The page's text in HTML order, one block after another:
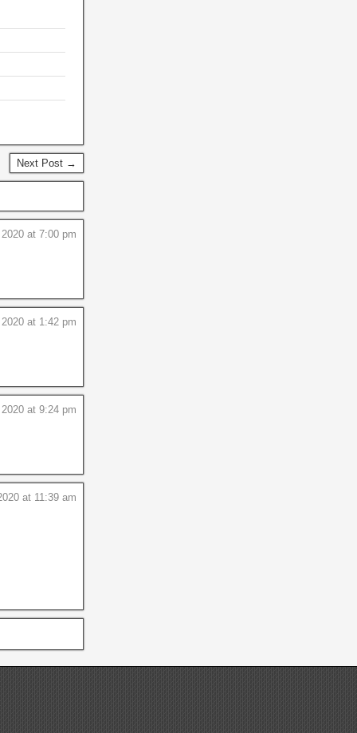
Next Post →
at 7:00 pm
at 1:42 pm
at 9:24 pm
at 11:39 am